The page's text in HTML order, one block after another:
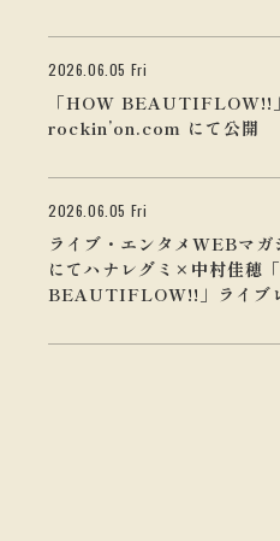
2026.06.05 Fri
「HOW BEAUTIFLOW!!
rockin’on.com にて公開
2026.06.05 Fri
ライブ・エンタメWEBマ
にてハナレグミ×中村佳穂
BEAUTIFLOW!!」ライブ